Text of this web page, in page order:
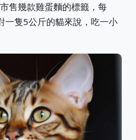
售幾款雞蛋麵的標籤，每
一隻5公斤的貓來說，吃一小